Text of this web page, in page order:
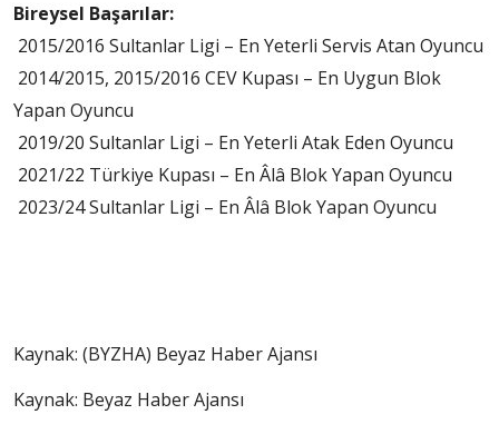
Bireysel Başarılar:
2015/2016 Sultanlar Ligi – En Yeterli Servis Atan Oyuncu
2014/2015, 2015/2016 CEV Kupası – En Uygun Blok
Yapan Oyuncu
2019/20 Sultanlar Ligi – En Yeterli Atak Eden Oyuncu
2021/22 Türkiye Kupası – En Âlâ Blok Yapan Oyuncu
2023/24 Sultanlar Ligi – En Âlâ Blok Yapan Oyuncu
Kaynak: (BYZHA) Beyaz Haber Ajansı
Kaynak: Beyaz Haber Ajansı